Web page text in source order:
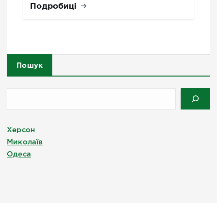
Подробиці
Пошук
Херсон
Миколаїв
Одеса